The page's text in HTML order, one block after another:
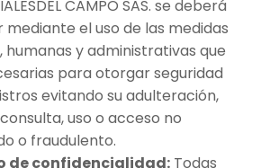
CAMPO SAS. se deberá
el uso de las medidas
humanas yadministrativas que
para otorgar seguridad
evitando su adulteración,
uso o acceso no
o fraudulento.
de confidencialidad: Todas